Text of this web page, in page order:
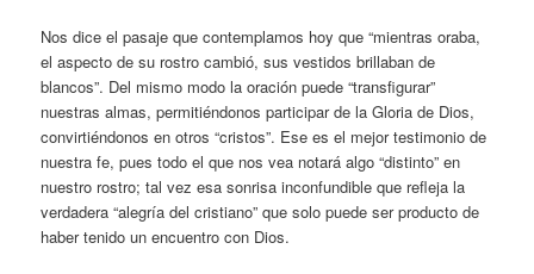
Nos dice el pasaje que contemplamos hoy que “mientras oraba,
el aspecto de su rostro cambió, sus vestidos brillaban de
blancos”. Del mismo modo la oración puede “transfigurar”
nuestras almas, permitiéndonos participar de la Gloria de Dios,
convirtiéndonos en otros “cristos”. Ese es el mejor testimonio de
nuestra fe, pues todo el que nos vea notará algo “distinto” en
nuestro rostro; tal vez esa sonrisa inconfundible que refleja la
verdadera “alegría del cristiano” que solo puede ser producto de
haber tenido un encuentro con Dios.